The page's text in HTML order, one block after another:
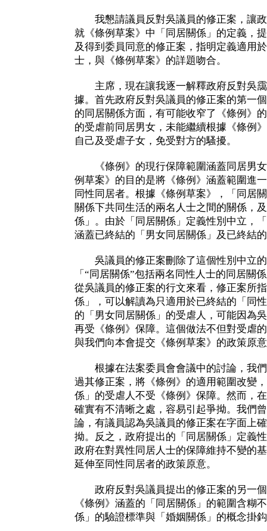
我懇請議員反對吳議員的修正案，讓政
就《條例草案》中「同居關係」的定義，
及得到委員同意的修正案，指明定義適用
士，與《條例草案》的詳題吻合。
主席，現在讓我逐一解釋政府反對吳靄
據。首先政府反對吳議員的修正案的第一
的同居關係方面，有可能收窄了《條例》
的受虐前同居男女，未能繼續根據《條例
自己及受虐子女，免受對方的騷擾。
《條例》的現行保障範圍涵蓋同居男女
例草案》的目的是將《條例》涵蓋範圍進
同性同居者。根據《條例草案》，「同居
關係下共同生活的兩名人士之間的關係，
係」。由於「同居關係」定義性別中立，
涵蓋已終結的「男女同居關係」及已終結
吳議員的修正案刪除了這個性別中立的
「“同居關係”包括兩名同性人士的同居關
從吳議員的修正案的行文來看，修正案所
係」，可以解讀為只適用於已終結的「同
的「男女同居關係」的受虐人，可能因為
再受《條例》保障。這個做法不但對受虐
與我們向本會提交《條例草案》的政策原
根據在法案委員會會議中的討論，我們
過其修正案，將《條例》的適用範圍改變
係」的受虐人不受《條例》保障。然而，
確實有不清晰之處，容易引起爭拗。我們
論，有議員認為吳議員的修正案在字面上
拗。反之，政府提出的「同居關係」定義
政府在對異性同居人士的保障維持不變的
延伸至同性同居者的政策原意。
政府反對吳議員提出的修正案的另一個
《條例》涵蓋的「同居關係」的範圍含糊
係」的驗證標準與「婚姻關係」的概念掛